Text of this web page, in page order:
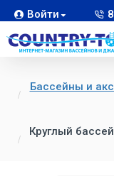
Войти
Бассейны и
Круглый